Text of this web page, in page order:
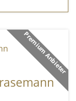
Premium Anbieter